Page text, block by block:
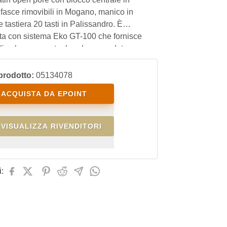
rimovibili in Mogano, manico in
tastiera 20 tasti in Palissandro. È
con sistema Eko GT-100 che fornisce
volume, eq a tre bande, accordatore
effetti di Chorus e Reverb, ingresso
ingresso aux e uscita cuffie oltre quella
Fornita di una como
05134078
ACQUISTA DA EPOINT
VISUALIZZA RIVENDITORI